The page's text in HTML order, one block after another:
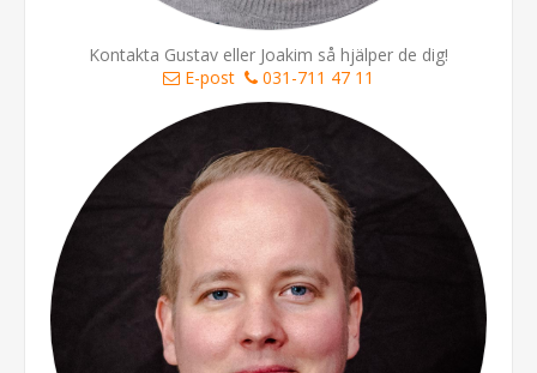
Kontakta Gustav eller Joakim så hjälper de dig!
E-post
031-711 47 11